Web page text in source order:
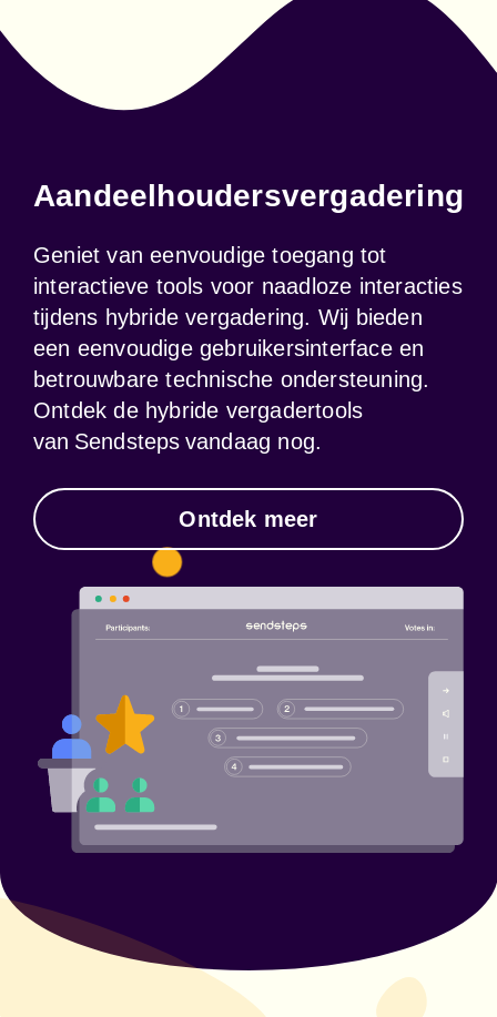
Aandeelhouders­vergadering
Geniet van eenvoudige toegang tot
interactieve tools voor naadloze interacties
tijdens hybride vergadering. Wij bieden
een eenvoudige gebruikersinterface en
betrouwbare technische ondersteuning.
Ontdek de hybride vergadertools
van Sendsteps vandaag nog.
Ontdek meer